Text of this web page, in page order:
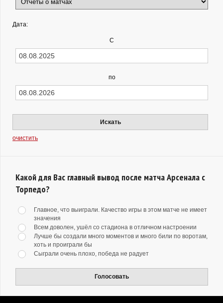
Дата:
С
по
Искать
очистить
Какой для Вас главный вывод после матча Арсенала с
Торпедо?
Главное, что выиграли. Качество игры в этом матче не имеет
значения
Всем доволен, ушёл со стадиона в отличном настроении
Лучше бы создали много моментов и много били по воротам,
хоть и проиграли бы
Сыграли очень плохо, победа не радует
Голосовать